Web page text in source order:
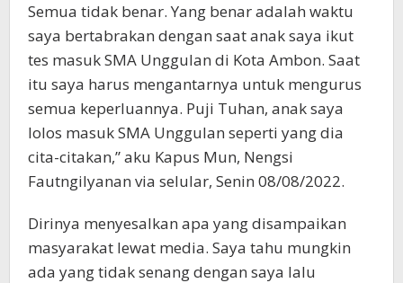
Semua tidak benar. Yang benar adalah waktu
saya bertabrakan dengan saat anak saya ikut
tes masuk SMA Unggulan di Kota Ambon. Saat
itu saya harus mengantarnya untuk mengurus
semua keperluannya. Puji Tuhan, anak saya
lolos masuk SMA Unggulan seperti yang dia
cita-citakan,” aku Kapus Mun, Nengsi
Fautngilyanan via selular, Senin 08/08/2022.
Dirinya menyesalkan apa yang disampaikan
masyarakat lewat media. Saya tahu mungkin
ada yang tidak senang dengan saya lalu